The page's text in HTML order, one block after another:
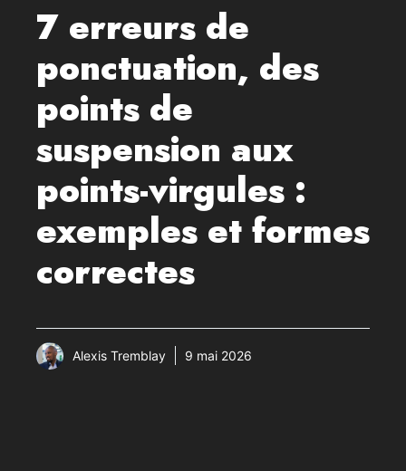
7 erreurs de
ponctuation, des
points de
suspension aux
points-virgules :
exemples et formes
correctes
Alexis Tremblay 9 mai 2026